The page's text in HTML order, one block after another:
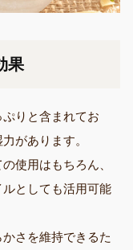
果
りと含まれてお
があります。
使用はもちろん、
としても活用可能
さを維持できるた